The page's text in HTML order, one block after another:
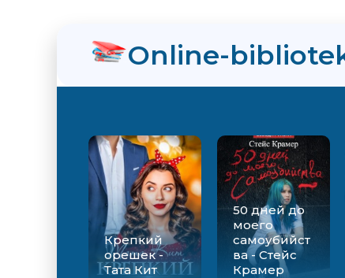
Online-
Крепкий
орешек -
Тата Кит
50 дней до
моего
самоубийст
ва - Стейс
Крамер
Вильмонт